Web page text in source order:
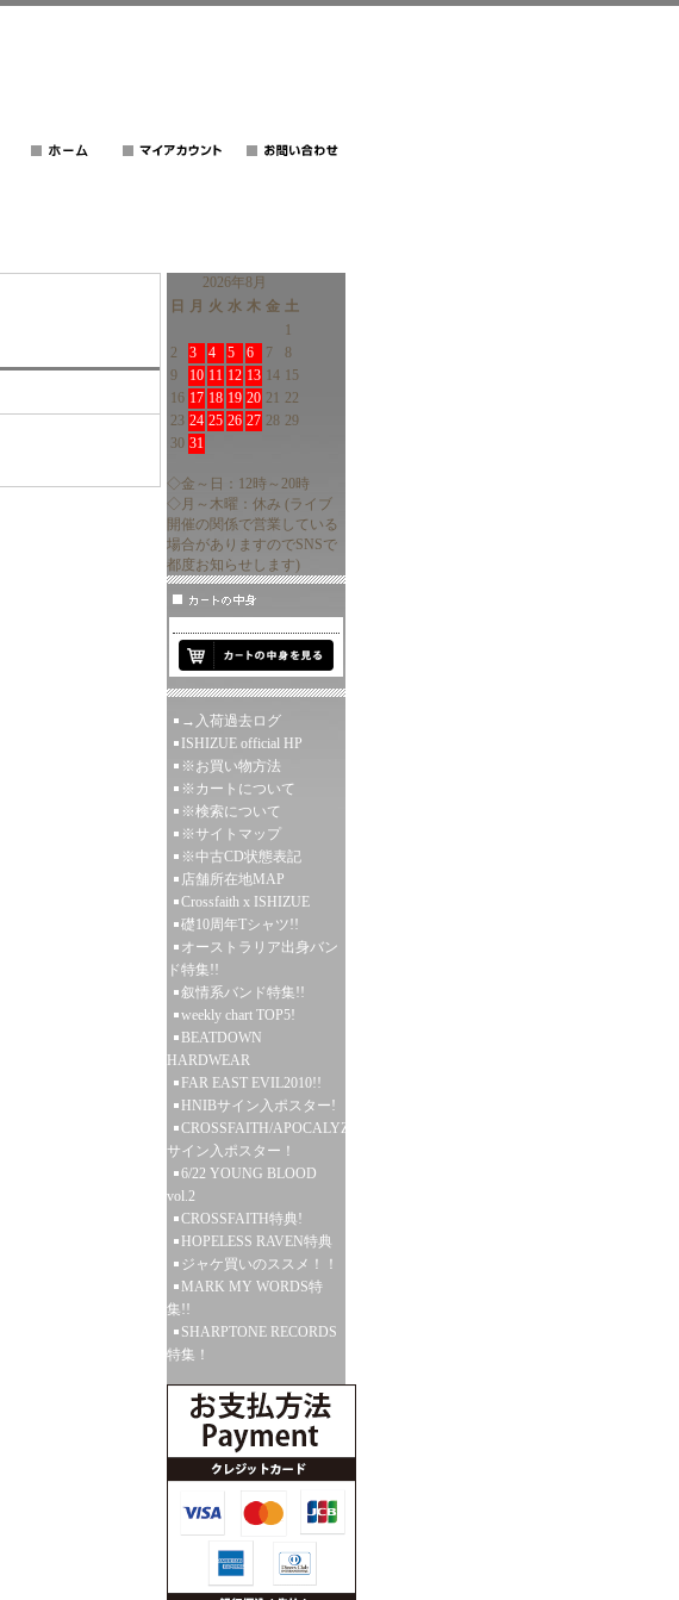
2026年8月
日
月 火 水 木 金 土
1
2
3 4 5 6 7
8
9
10 11 12 13 14 15
16 17 18 19 20 21 22
23 24 25 26 27 28 29
30 31
◇金～日：12時～20時
◇月～木曜：休み (ライブ
開催の関係で営業している
場合がありますのでSNSで
都度お知らせします)
→入荷過去ログ
ISHIZUE official HP
※お買い物方法
※カートについて
※検索について
※サイトマップ
※中古CD状態表記
店舗所在地MAP
Crossfaith x ISHIZUE
礎10周年Tシャツ!!
オーストラリア出身バン
ド特集!!
叙情系バンド特集!!
weekly chart TOP5!
BEATDOWN
HARDWEAR
FAR EAST EVIL2010!!
HNIBサイン入ポスター!
CROSSFAITH/APOCALYZE
サイン入ポスター！
6/22 YOUNG BLOOD
vol.2
CROSSFAITH特典!
HOPELESS RAVEN特典
ジャケ買いのススメ！！
MARK MY WORDS特
集!!
SHARPTONE RECORDS
特集！